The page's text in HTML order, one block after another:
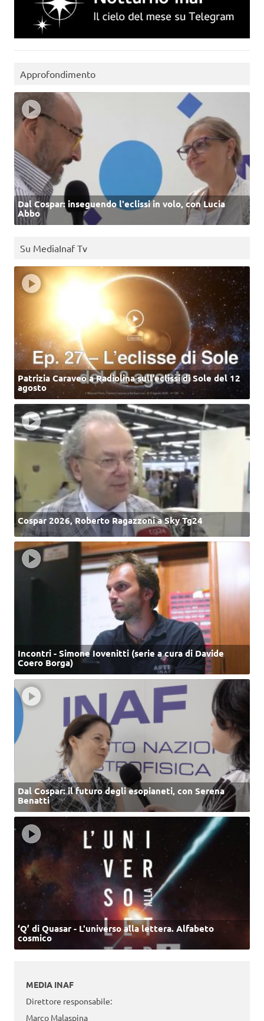
Approfondimento
Dal Cospar: inseguendo l'eclissi in volo, con Lucia
Abbo
Su MediaInaf Tv
Patrizia Caraveo a Radiolina sull’eclissi di Sole del 12
agosto
Cospar 2026, Roberto Ragazzoni a Sky Tg24
Incontri - Simone Iovenitti (serie a cura di Davide
Coero Borga)
Dal Cospar: il futuro degli esopianeti, con Serena
Benatti
‘Q’ di Quasar - L'universo alla lettera. Alfabeto
cosmico
MEDIA INAF
Direttore responsabile:
Marco Malaspina